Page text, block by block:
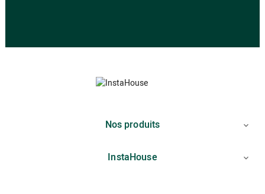
Nos produits 
InstaHouse 